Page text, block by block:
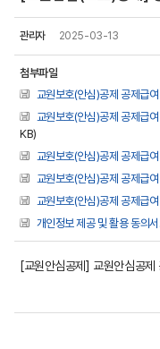
관리자 2025-03-13
첨부파일
교원보호(안심)공제 공제급
교원보호(안심)공제 공제급
KB)
교원보호(안심)공제 공제급
교원보호(안심)공제 공제급
교원보호(안심)공제 공제급
개인정보 제공 및 활용 동의
[교원안심공제] 교원안심공